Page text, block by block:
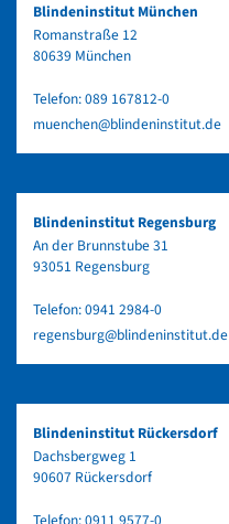
Blindeninstitut München
Romanstraße 12
80639 München
Telefon:089 167812-0
muenchen@blindeninstitut.de
Blindeninstitut Regensburg
An der Brunnstube 31
93051 Regensburg
Telefon:0941 2984-0
regensburg@blindeninstitut.de
Blindeninstitut Rückersdorf
Dachsbergweg 1
90607 Rückersdorf